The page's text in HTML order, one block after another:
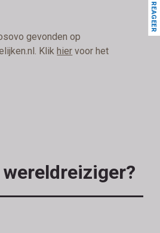
gevonden op
Klikhier voor het
REAGEER